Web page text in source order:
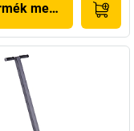
megjelenítése